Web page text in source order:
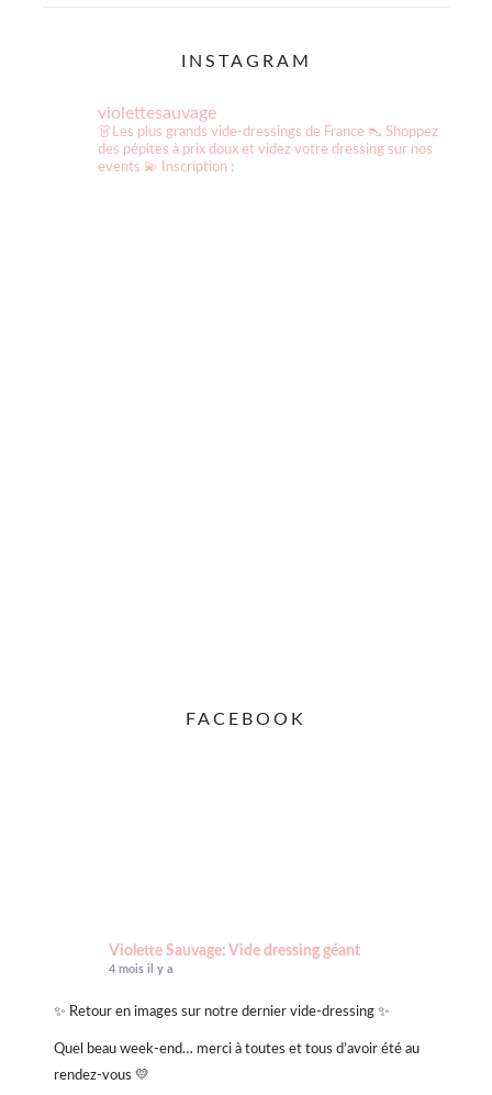
INSTAGRAM
violettesauvage
👗Les plus grands vide-dressings de France 👠 Shoppez
des pépites à prix doux et videz votre dressing sur nos
events 💫 Inscription :
FACEBOOK
Violette Sauvage: Vide dressing géant
4 mois il y a
✨ Retour en images sur notre dernier vide-dressing ✨
Quel beau week-end… merci à toutes et tous d’avoir été au
rendez-vous 💛